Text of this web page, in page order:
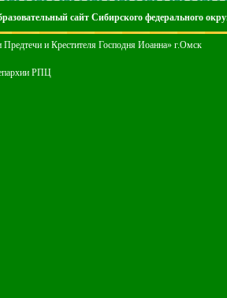
сайт Сибирского федерального
и Крестителя Господня Иоанна» г.Омск
РПЦ